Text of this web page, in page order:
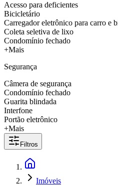
Acesso para deficientes
Bicicletário
Carregador eletrônico para carro e
Coleta seletiva de lixo
Condomínio fechado
+Mais
Segurança
Câmera de segurança
Condomínio fechado
Guarita blindada
Interfone
Portão eletrônico
+Mais
Filtros
Imóveis